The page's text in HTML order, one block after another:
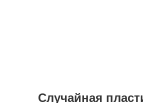
Случайная